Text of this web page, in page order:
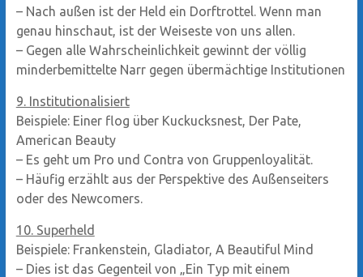
– Nach außen ist der Held ein Dorftrottel. Wenn man
genau hinschaut, ist der Weiseste von uns allen.
– Gegen alle Wahrscheinlichkeit gewinnt der völlig
minderbemittelte Narr gegen übermächtige Institutionen
9. Institutionalisiert
Beispiele: Einer flog über Kuckucksnest, Der Pate,
American Beauty
– Es geht um Pro und Contra von Gruppenloyalität.
– Häufig erzählt aus der Perspektive des Außenseiters
oder des Newcomers.
10. Superheld
Beispiele: Frankenstein, Gladiator, A Beautiful Mind
– Dies ist das Gegenteil von „Ein Typ mit einem